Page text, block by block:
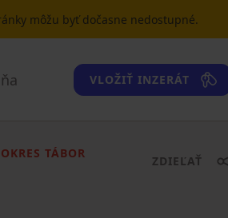
môžu byť dočasne nedostupné.
VLOŽIŤ INZERÁT
OKRES TÁBOR
ZDIEĽAŤ